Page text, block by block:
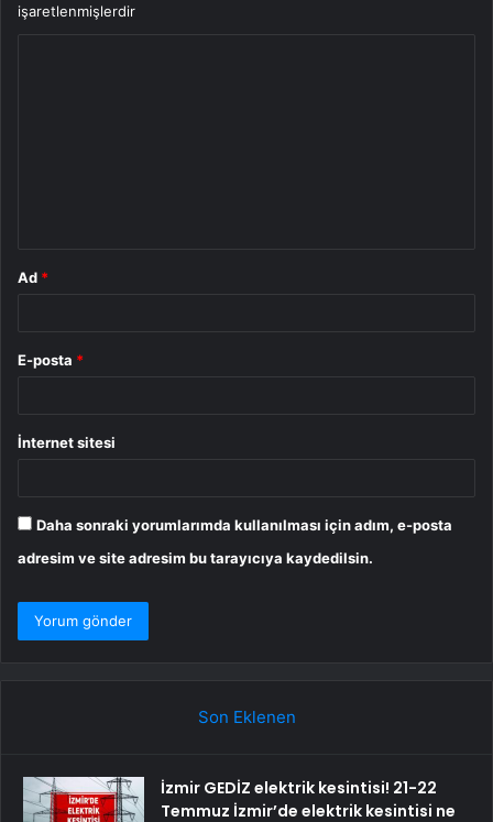
işaretlenmişlerdir
Ad *
E-posta *
İnternet sitesi
Daha sonraki yorumlarımda kullanılması için adım, e-posta
adresim ve site adresim bu tarayıcıya kaydedilsin.
Son Eklenen
İzmir GEDİZ elektrik kesintisi! 21-22
Temmuz İzmir’de elektrik kesintisi ne